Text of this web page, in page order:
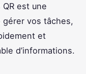
est une
vos tâches,
et
d’informations.